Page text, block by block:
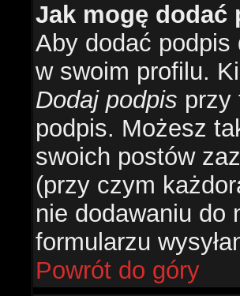
Jak mogę
Aby dodać
w swoim profilu.
Dodaj podpis przy
podpis. Możesz
swoich postów
(przy czym
nie dodawaniu do
formularzu
Powrót do góry